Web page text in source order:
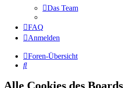
Das Team
FAQ
Anmelden
Foren-Übersicht
Suche